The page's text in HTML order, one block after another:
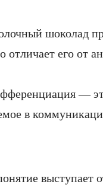
шоколад
отличает его от
—
в
выступает